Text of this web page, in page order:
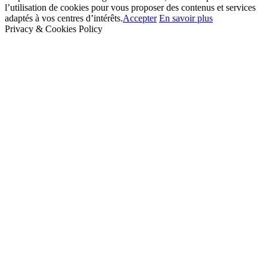
l’utilisation de cookies pour vous proposer des contenus et services
adaptés à vos centres d’intérêts.Accepter En savoir plus
Privacy & Cookies Policy